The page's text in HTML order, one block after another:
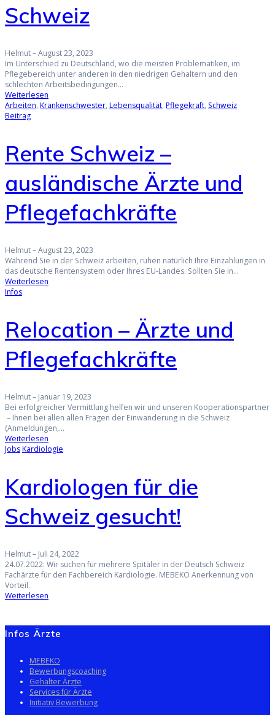
Schweiz
Helmut–August 23, 2023
Im Unterschied zu Deutschland, wo die meisten Problematiken, im
Pflegebereich unter anderen in den niedrigen Gehaltern und den
schlechten Arbeitsbedingungen…
Weiterlesen
Arbeiten, Krankenschwester, Lebensqualität, Pflegekraft, Schweiz
Beitrag
Rente Schweiz –
ausländische Ärzte und
Pflegefachkräfte
Helmut–August 23, 2023
Während Sie in der Schweiz arbeiten, ruhen natürlich Ihre Einzahlungen in
das deutsche Rentensystem oder Ihres EU-Landes. Sollten Sie in…
Weiterlesen
Infos
Relocation – Ärzte und
Pflegefachkräfte
Helmut– Januar 19, 2023
Bei erfolgreicher Vermittlung helfen wir und unseren Kooperationspartner
– Ihnen bei allen allen Fragen der Einwanderung in die Schweiz
(Anmeldungen,…
Weiterlesen
JobsKardiologie
Kardiologen für die
Schweiz gesucht!
Helmut– Juli 24, 2022
24.07.2022: Wir suchen für mehrere Spitäler in der Deutsch Schweiz
Fachärzte für den Fachbereich Kardiologie. MEBEKO Anerkennung von
Vorteil.
Weiterlesen
Infos Ärzte
MEBEKO
Bewerbungscoaching
Gehälter Ärzte
Services für Ärzte
Initiativ Bewerbung